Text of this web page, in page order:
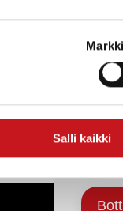
Salli kaikki